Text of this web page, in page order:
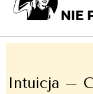
Intuicja –